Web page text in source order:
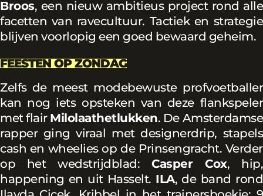
Broos, een nieuw ambitieus project rond alle
facetten van ravecultuur. Tactiek en strategie
blijven voorlopig een goed bewaard geheim.
FEESTEN OP ZONDAG
Zelfs de meest modebewuste profvoetballer
kan nog iets opsteken van deze flankspeler
met flair Milolaathetlukken. De Amsterdamse
rapper ging viraal met designerdrip, stapels
cash en wheelies op de Prinsengracht. Verder
op het wedstrijdblad:Casper Cox, hip,
happening en uit Hasselt. ILA, de band rond